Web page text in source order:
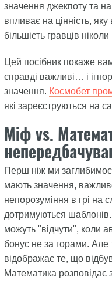
значення джекпоту та
впливає на цінність,
більшість гравців
Цей посібник покаже
справді важливі… і
значення. Космобет
які зареєструються на
Міф vs.
Перш ніж ми
мають значення,
непорозуміння в грі на
дотримуються
можуть "відчути", коли
бонус не за горами. Але
відображає те, що
Математика розповідає